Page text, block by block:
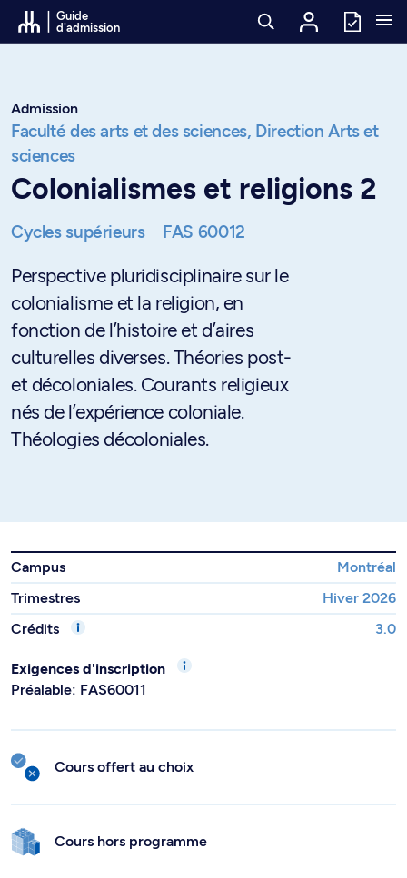
Passer au contenu
Guide
d'admission
Admission
Faculté des arts et des sciences, Direction Arts et
sciences
Colonialismes et religions 2
Cycles supérieurs FAS 60012
Perspective pluridisciplinaire sur le
colonialisme et la religion, en
fonction de l’histoire et d’aires
culturelles diverses. Théories post-
et décoloniales. Courants religieux
nés de l’expérience coloniale.
Théologies décoloniales.
Campus
Montréal
Trimestres
Hiver 2026
Crédits
3.0
Exigences d'inscription
Préalable: FAS60011
Cours offert au choix
Cours hors programme